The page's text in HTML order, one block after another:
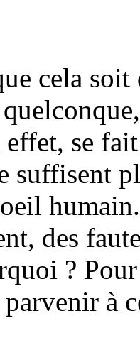
cela soit
se
suffisent
des
?
à